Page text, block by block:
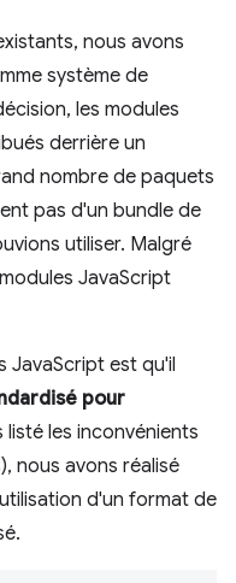
nous avons
système de
les modules
derrière un
nombre de paquets
pas d'un bundle de
utiliser. Malgré
JavaScript
JavaScript est qu'il
pour
les inconvénients
nous avons réalisé
d'un format de